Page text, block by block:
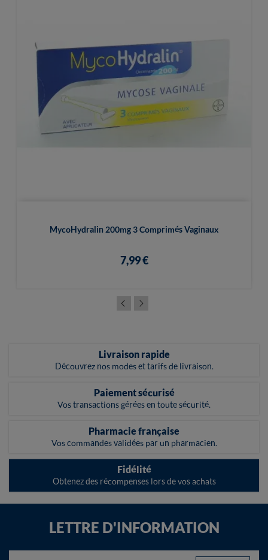
MycoHydralin 200mg 3 Comprimés Vaginaux
7,99 €
Livraison rapide
Découvrez nos modes et tarifs de livraison.
Paiement sécurisé
Vos transactions gérées en toute sécurité.
Pharmacie française
Vos commandes validées par un pharmacien.
Fidélité
Obtenez des récompenses lors de vos achats
LETTRE D'INFORMATION